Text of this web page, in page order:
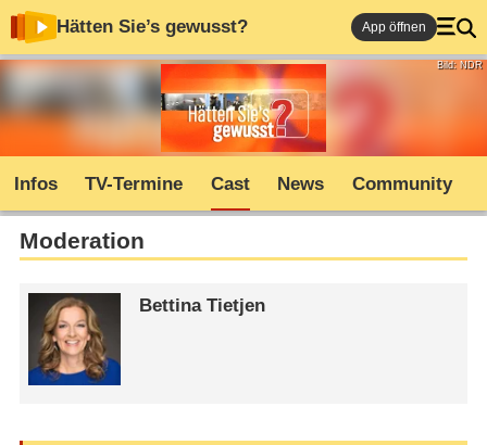
Hätten Sie’s gewusst? App öffnen
Bild: NDR
Infos TV-Termine Cast News Community
Moderation
Bettina Tietjen